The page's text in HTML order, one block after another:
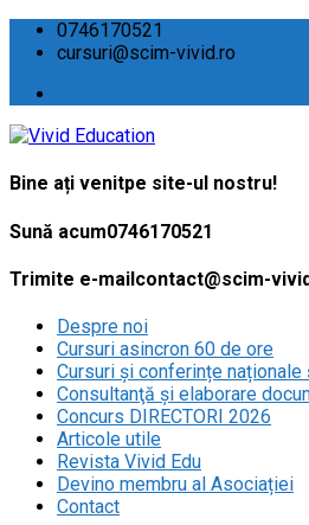
0746170521
cursuri@scim-vivid.ro
Bine ați venitpe site-ul nostru!
Sună acum0746170521
Trimite e-mailcontact@scim-
Despre noi
Cursuri asincron 60 de ore
Cursuri și conferințe
Consultanţă și elaborare
Concurs DIRECTORI 2026
Articole utile
Revista Vivid Edu
Devino membru al Asociației
Contact